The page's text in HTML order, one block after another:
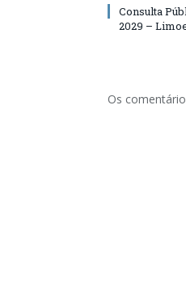
Consulta
2029 –
Os